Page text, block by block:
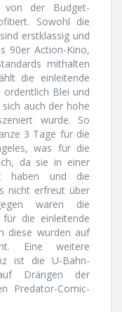
von der Budget-
Sowohl die
erstklassig und
90er Action-Kino,
mithalten
die einleitende
ordentlich Blei und
auch der hohe
wurde. So
3 Tage für die
was für die
da sie in einer
haben und die
nicht erfreut über
waren die
für die einleitende
diese wurden auf
Eine weitere
ist die U-Bahn-
Drängen der
Predator-Comic-